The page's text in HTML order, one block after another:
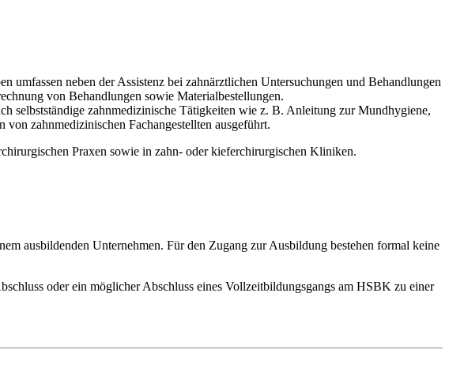
umfassen neben der Assistenz bei zahnärztlichen Untersuchungen und Behandlungen
von Behandlungen sowie Materialbestellungen.
selbstständige zahnmedizinische Tätigkeiten wie z. B. Anleitung zur Mundhygiene,
zahnmedizinischen Fachangestellten ausgeführt.
Praxen sowie in zahn- oder kieferchirurgischen Kliniken.
ausbildenden Unternehmen. Für den Zugang zur Ausbildung bestehen formal keine
oder ein möglicher Abschluss eines Vollzeitbildungsgangs am HSBK zu einer